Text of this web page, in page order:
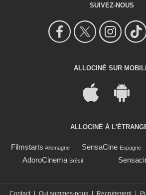
SUIVEZ-NOUS
ALLOCINÉ SUR
ALLOCINÉ À
Filmstarts Allemagne SensaCine Espagne
AdoroCinema Brésil